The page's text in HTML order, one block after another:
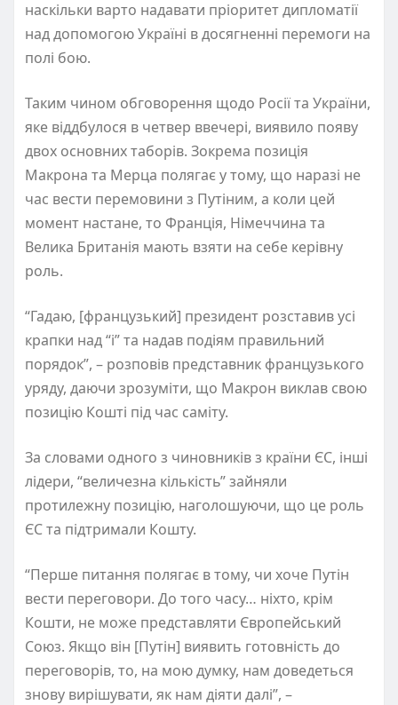
наскільки варто надавати пріоритет дипломатії
над допомогою Україні в досягненні перемоги на
полі бою.
Таким чином обговорення щодо Росії та України,
яке віддбулося в четвер ввечері, виявило появу
двох основних таборів. Зокрема позиція
Макрона та Мерца полягає у тому, що наразі не
час вести перемовини з Путіним, а коли цей
момент настане, то Франція, Німеччина та
Велика Британія мають взяти на себе керівну
роль.
“Гадаю, [французький] президент розставив усі
крапки над “і” та надав подіям правильний
порядок”, – розповів представник французького
уряду, даючи зрозуміти, що Макрон виклав свою
позицію Кошті під час саміту.
За словами одного з чиновників з країни ЄС, інші
лідери, “величезна кількість” зайняли
протилежну позицію, наголошуючи, що це роль
ЄС та підтримали Кошту.
“Перше питання полягає в тому, чи хоче Путін
вести переговори. До того часу… ніхто, крім
Кошти, не може представляти Європейський
Союз. Якщо він [Путін] виявить готовність до
переговорів, то, на мою думку, нам доведеться
знову вирішувати, як нам діяти далі”, –